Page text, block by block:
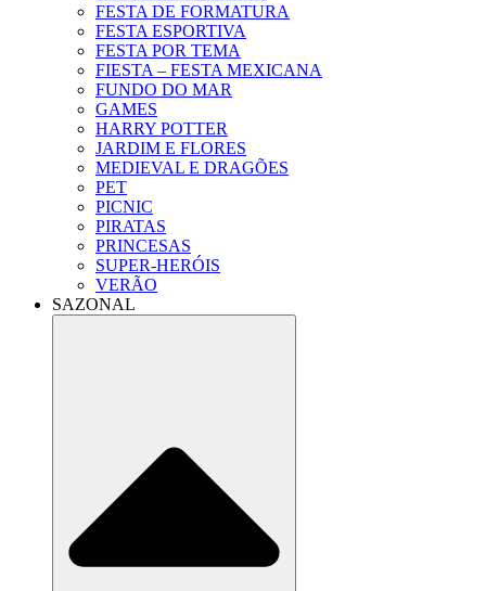
FESTA DE FORMATURA
FESTA ESPORTIVA
FESTA POR TEMA
FIESTA – FESTA MEXICANA
FUNDO DO MAR
GAMES
HARRY POTTER
JARDIM E FLORES
MEDIEVAL E DRAGÕES
PET
PICNIC
PIRATAS
PRINCESAS
SUPER-HERÓIS
VERÃO
SAZONAL